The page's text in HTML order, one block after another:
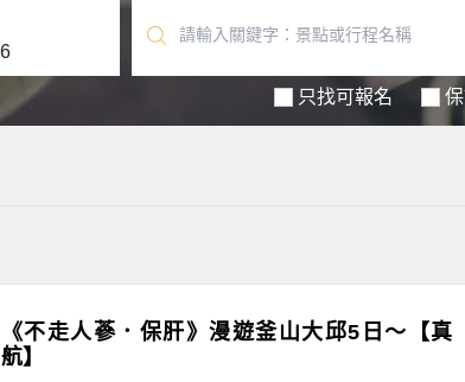
只找可報名
《不走人蔘．保肝》漫遊釜山大邱5日～【真
航】